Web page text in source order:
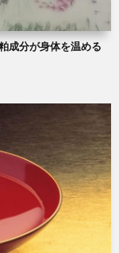
成分が身体を温める